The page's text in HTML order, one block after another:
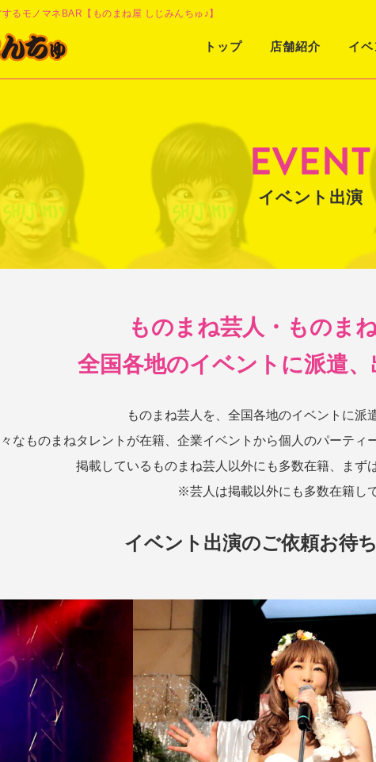
るモノマネBAR【ものまね屋 しじみんちゅ♪】
Skip
トップ 店舗紹介 イ
EVENT
イベント出演
ものまね芸人・ものま
全国各地のイベントに派遣
ものまね芸人を、全国各地のイベントに派
なものまねタレントが在籍、企業イベントから個人のパーティ
掲載しているものまね芸人以外にも多数在籍、まず
※芸人は掲載以外にも多数在籍し
イベント出演のご依頼お待